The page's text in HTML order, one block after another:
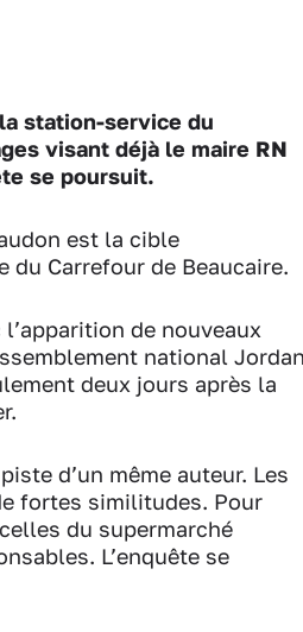
station-service du
visant déjà le maire RN
se poursuit.
est la cible
Carrefour de Beaucaire.
de nouveaux
national
deux jours après la
d’un même auteur. Les
fortes similitudes. Pour
du supermarché
L’enquête se